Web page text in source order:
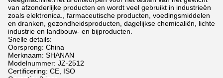
van afzonderlijke producten en wordt veel gebruikt in industrieën
zoals elektronica., farmaceutische producten, voedingsmiddelen
en dranken, gezondheidsproducten, dagelijkse chemicaliën, lichte
industrie en landbouw- en bijproducten.
Snelle details:
Oorsprong: China
Merknaam: SHANAN
Modelnummer: JZ-2512
Certificering: CE, ISO